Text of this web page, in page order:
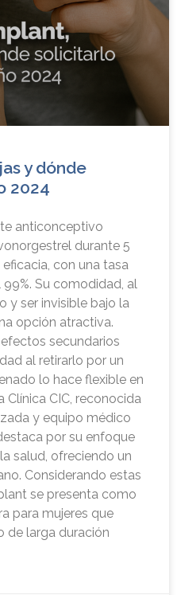
y dónde
2024
anticonceptivo
durante 5
con una tasa
Su comodidad, al
y ser invisible bajo la
opción atractiva.
secundarios
al retirarlo por un
lo hace flexible en
Clínica CIC, reconocida
y equipo médico
por su enfoque
salud, ofreciendo un
Considerando estas
se presenta como
para mujeres que
de larga duración